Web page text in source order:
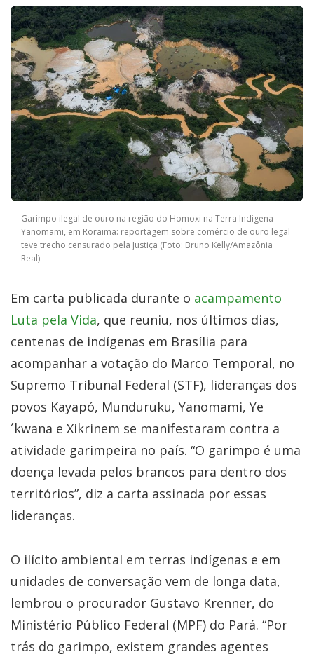
Garimpo ilegal de ouro na região do Homoxi na Terra Indigena
Yanomami, em Roraima: reportagem sobre comércio de ouro legal
teve trecho censurado pela Justiça (Foto: Bruno Kelly/Amazônia
Real)
Em carta publicada durante o acampamento
Luta pela Vida, que reuniu, nos últimos dias,
centenas de indígenas em Brasília para
acompanhar a votação do Marco Temporal, no
Supremo Tribunal Federal (STF), lideranças dos
povos Kayapó, Munduruku, Yanomami, Ye
´kwana e Xikrinem se manifestaram contra a
atividade garimpeira no país. “O garimpo é uma
doença levada pelos brancos para dentro dos
territórios”, diz a carta assinada por essas
lideranças.
O ilícito ambiental em terras indígenas e em
unidades de conversação vem de longa data,
lembrou o procurador Gustavo Krenner, do
Ministério Público Federal (MPF) do Pará. “Por
trás do garimpo, existem grandes agentes